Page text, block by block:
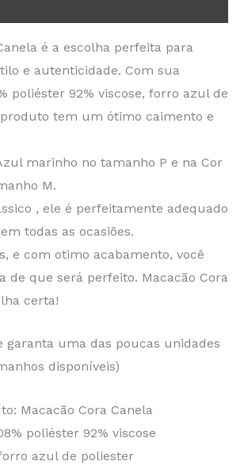
é a escolha perfeita para
e autenticidade. Com sua
poliéster 92% viscose, forro azul de
tem um ótimo caimento e
marinho no tamanho P e na Cor
M.
, ele é perfeitamente adequado
todas as ocasiões.
e com otimo acabamento, você
de que será perfeito. Macacão Cora
certa!
garanta uma das poucas unidades
disponíveis)
Macacão Cora Canela
poliéster 92% viscose
azul de poliester